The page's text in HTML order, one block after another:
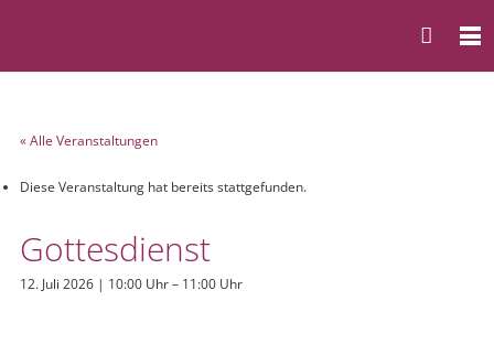
« Alle Veranstaltungen
Diese Veranstaltung hat bereits stattgefunden.
Gottesdienst
12. Juli 2026 | 10:00 Uhr– 11:00 Uhr